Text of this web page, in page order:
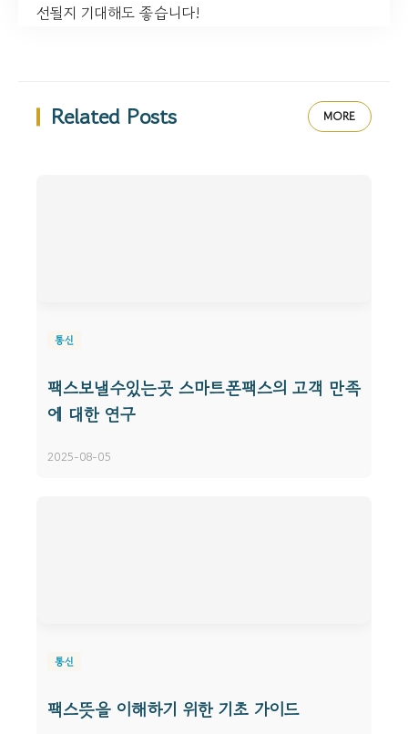
선될지 기대해도 좋습니다!
Related Posts MORE
통신
팩스보낼수있는곳 스마트폰팩스의 고객 만족
에 대한 연구
2025-08-05
통신
팩스뜻을 이해하기 위한 기초 가이드